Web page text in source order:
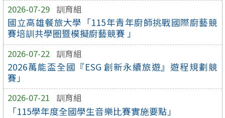
2026-07-29 訓育組
國立高雄餐旅大學「115年青年廚師挑戰國際廚藝競
賽培訓共學圈暨模擬廚藝競賽 」
2026-07-22 訓育組
2026萬能盃全國『ESG 創新永續旅遊』遊程規劃競
賽」
2026-07-21 訓育組
「115學年度全國學生音樂比賽實施要點」